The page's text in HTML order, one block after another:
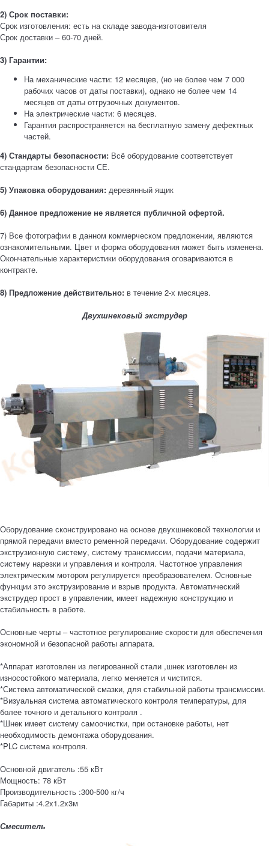
2) Срок поставки:
Срок изготовления: есть на складе завода-изготовителя
Срок доставки – 60-70 дней.
3) Гарантии:
На механические части: 12 месяцев, (но не более чем 7 000
рабочих часов от даты поставки), однако не более чем 14
месяцев от даты отгрузочных документов.
На электрические части: 6 месяцев.
Гарантия распространяется на бесплатную замену дефектных
частей.
4) Стандарты безопасности: Всё оборудование соответствует
стандартам безопасности СЕ.
5) Упаковка оборудования: деревянный ящик
6) Данное предложение не является публичной офертой.
7) Все фотографии в данном коммерческом предложении, являются
ознакомительными. Цвет и форма оборудования может быть изменена.
Окончательные характеристики оборудования оговариваются в
контракте.
8) Предложение действительно: в течение 2-х месяцев.
Двухшнековый экструдер
Оборудование сконструировано на основе двухшнековой технологии и
прямой передачи вместо ременной передачи. Оборудование содержит
экструзионную систему, систему трансмиссии, подачи материала,
систему нарезки и управления и контроля. Частотное управления
электрическим мотором регулируется преобразователем. Основные
функции это экструзирование и взрыв продукта. Автоматический
экструдер прост в управлении, имеет надежную конструкцию и
стабильность в работе.
Основные черты – частотное регулирование скорости для обеспечения
экономной и безопасной работы аппарата.
*Аппарат изготовлен из легированной стали ,шнек изготовлен из
износостойкого материала, легко меняется и чистится.
*Система автоматической смазки, для стабильной работы трансмиссии.
*Визуальная система автоматического контроля температуры, для
более точного и детального контроля .
*Шнек имеет систему самоочистки, при остановке работы, нет
необходимость демонтажа оборудования.
*PLC система контроля.
Основной двигатель :55 кВт
Мощность: 78 кВт
Производительность :300-500 кг/ч
Габариты :4.2x1.2x3м
Смеситель